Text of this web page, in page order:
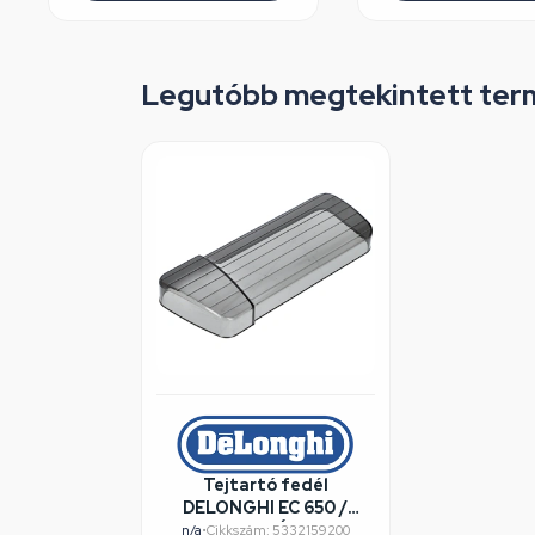
Legutóbb megtekintett
Tejtartó fedél
DELONGHI EC 650 /
RENDELÉSRE
n/a•Cikkszám: 5332159200
Nincs készleten